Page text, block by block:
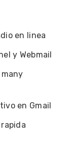
en linea
y Webmail
en Gmail